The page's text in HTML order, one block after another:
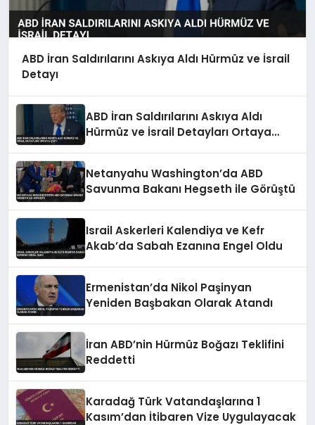
ABD İran Saldırılarını Askıya Aldı Hürmüz ve İsrail
Detayı
ABD İran Saldırılarını Askıya Aldı
Hürmüz ve İsrail Detayları Ortaya
Netanyahu Washington’da ABD
Savunma Bakanı Hegseth ile Görüştü
Israil Askerleri Kalendiya ve Kefr
Akab’da Sabah Ezanına Engel Oldu
Ermenistan’da Nikol Paşinyan
Yeniden Başbakan Olarak Atandı
İran ABD’nin Hürmüz Boğazı Teklifini
Reddetti
Karadağ Türk Vatandaşlarına 1
Kasım’dan İtibaren Vize Uygulayacak